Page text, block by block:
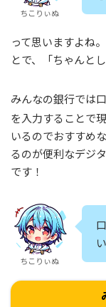
ちこりぃぬ
って思いますよね
とで、「ちゃんと
みんなの銀行では
を入力することで
いるのでおすすめ
るのが便利なデジ
です！
ちこりぃぬ